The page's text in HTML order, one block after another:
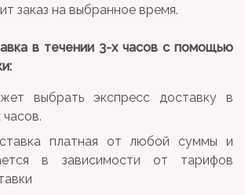
заказ на выбранное время.
в течении 3-х часов с помощью
выбрать экспресс доставку в
часов.
платная от любой суммы и
в зависимости от тарифов